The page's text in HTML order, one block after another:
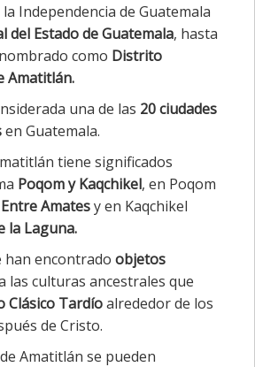
Independencia de Guatemala
del Estado de Guatemala, hasta
como Distrito
Amatitlán.
una de las 20 ciudades
en Guatemala.
tiene significados
Poqom y Kaqchikel, en Poqom
Entre Amatesy en Kaqchikel
la Laguna.
han encontrado objetos
las culturas ancestrales que
Clásico Tardíoalrededor de los
de Cristo.
Amatitlán se pueden